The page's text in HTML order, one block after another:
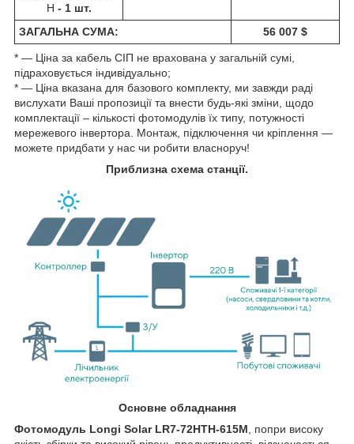
H - 1 шт.
ЗАГАЛЬНА СУМА: 56 007 $
* ― Ціна за кабель СІП не врахована у загальній сумі,
підраховується індивідуально;
* ― Ціна вказана для базового комплекту, ми завжди раді
вислухати Ваші пропозиції та внести будь-які зміни, щодо
комплектації – кількості фотомодулів їх типу, потужності
мережевого інвертора. Монтаж, підключення чи кріплення ―
можете придбати у нас чи робити власноруч!
Приблизна схема станції.
Основне обладнання
Фотомодуль Longi Solar LR7-72HTH-615M, попри високу